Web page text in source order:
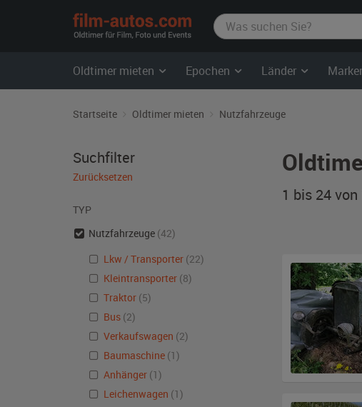
film-
autos.com
Oldtimer mieten Epochen Länder
Startseite Oldtimer mieten Nutzfahrzeuge
1 bis 24
Suchfilter
Zurücksetzen
TYP
Nutzfahrzeuge (42)
Lkw / Transporter (22)
Kleintransporter (8)
Traktor (5)
Bus (2)
Verkaufswagen (2)
Baumaschine (1)
Anhänger (1)
Leichenwagen (1)